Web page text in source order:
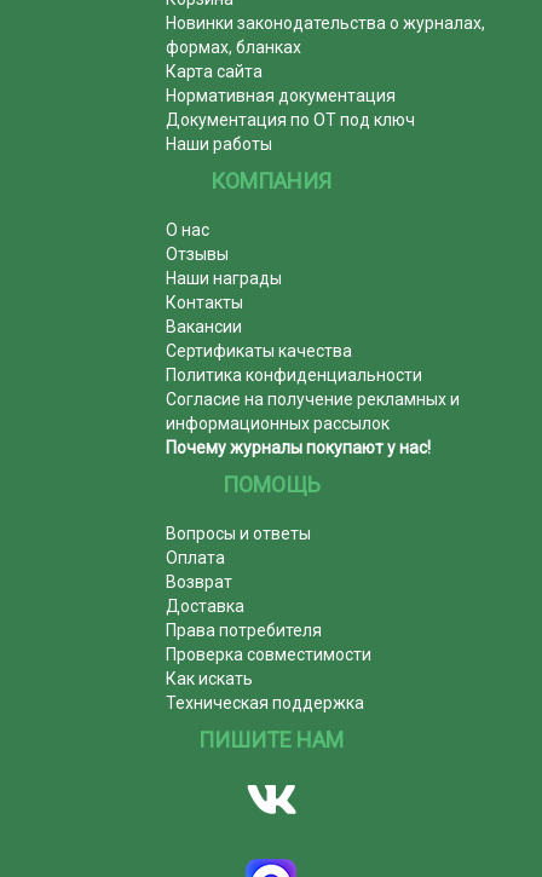
Новинки законодательства о журналах,
формах, бланках
Карта сайта
Нормативная документация
Документация по ОТ под ключ
Наши работы
КОМПАНИЯ
О нас
Отзывы
Наши награды
Контакты
Вакансии
Сертификаты качества
Политика конфиденциальности
Согласие на получение рекламных и
информационных рассылок
Почему журналы покупают у нас!
ПОМОЩЬ
Вопросы и ответы
Оплата
Возврат
Доставка
Права потребителя
Проверка совместимости
Как искать
Техническая поддержка
ПИШИТЕ НАМ